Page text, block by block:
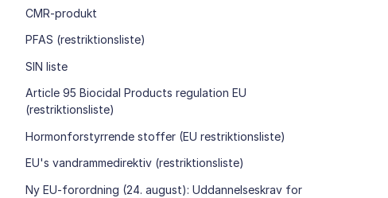
CMR-produkt
PFAS (restriktionsliste)
SIN liste
Article 95 Biocidal Products regulation EU
(restriktionsliste)
Hormonforstyrrende stoffer (EU restriktionsliste)
EU's vandrammedirektiv (restriktionsliste)
Ny EU-forordning (24. august): Uddannelseskrav for